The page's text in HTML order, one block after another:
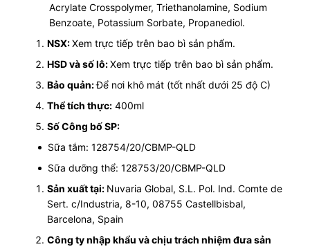
Acrylate Crosspolymer, Triethanolamine, Sodium
Benzoate, Potassium Sorbate, Propanediol.
NSX:Xem trực tiếp trên bao bì sản phẩm.
HSD và số lô:Xem trực tiếp trên bao bì sản phẩm.
Bảo quản:Để nơi khô mát (tốt nhất dưới 25 độ C)
Thể tích thực: 400ml
Số Công bố SP:
Sữa tắm: 128754/20/CBMP-QLD
Sữa dưỡng thể: 128753/20/CBMP-QLD
Sản xuất tại: Nuvaria Global, S.L. Pol. Ind. Comte de
Sert. c/Industria, 8-10, 08755 Castellbisbal,
Barcelona, Spain
Công ty nhập khẩu và chịu trách nhiệm đưa sản